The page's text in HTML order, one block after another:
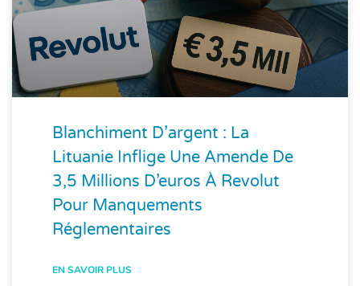
Blanchiment D’argent : La
Lituanie Inflige Une Amende De
3,5 Millions D’euros À Revolut
Pour Manquements
Réglementaires
EN SAVOIR PLUS